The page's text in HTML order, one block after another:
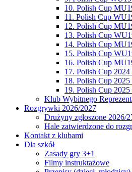
10. Polish Cup
11. Polish Cup
12. Polish Cup
13. Polish Cup
14. Polish Cup
15. Polish Cup
16. Polish Cup
17. Polish Cup
18. Polish Cup
19. Polish Cup
Klub Wybitnego
Rozgrywki 2026/2027
Drużyny zgłoszone 2026/
Hale zatwierdzone do
Kontakt z klubami
Dla szkół
Zasady gry 3+1
Filmy instruktażowe